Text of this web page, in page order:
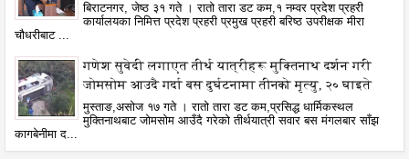
बिराटनगर, जेष्ठ ३१ गते । रातो तारा डट कम,१ नम्वर प्रदेश प्रहरी
कार्यालयका निमित्त प्रदेश प्रहरी प्रमुख प्रहरी बरिष्ठ उपरीक्षक मीरा
चौधरीबाट ...
गणेश सुवेदी लगाएत तीर्थ यात्रीहरू मुक्तिनाथ दर्शन गरी
जोमसोम आउदै गर्दा बस दुर्घटनामा तीनको मृत्यु, २० घाइते
मुस्ताङ,असोज १७ गते । रातो तारा डट कम,प्रसिद्ध धार्मिकस्थल
मुक्तिनाथबाट जोमसोम आउँदै गरेको तीर्थयात्री सवार बस मंगलबार साँझ
कागबेनीमा द...